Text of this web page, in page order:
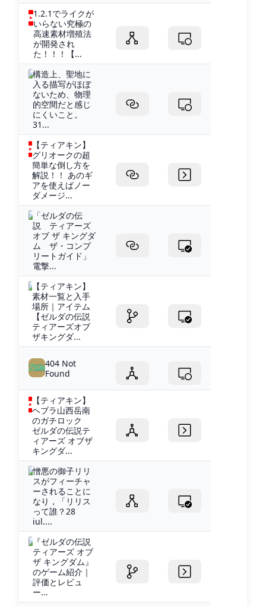
1.2.1でライクが
いらない究極の
高速素材増殖法
が開発され
た！！！【...
構造上、聖地に
入る描写がほぼ
ないため、物理
的空間だと感じ
にくいこと。
31...
【ティアキン】
グリオークの超
簡単な倒し方を
解説！！ あのギ
アを使えばノー
ダメージ...
「ゼルダの伝
説 ティアーズ
オブ ザ キングダ
ム ザ・コンプ
リートガイド」
電撃...
【ティアキン】
素材一覧と入手
場所｜アイテム
【ゼルダの伝説
ティアーズオブ
ザキングダ...
404 Not
Found
【ティアキン】
ヘブラ山西岳南
のガチロック
ゼルダの伝説テ
ィアーズ オブザ
キングダ...
憎悪の御子リリ
スがフィーチャ
ーされることに
なり，「リリス
って誰？28
iul....
『ゼルダの伝説
ティアーズ オブ
ザ キングダム』
のゲーム紹介｜
評価とレビュ
ー...